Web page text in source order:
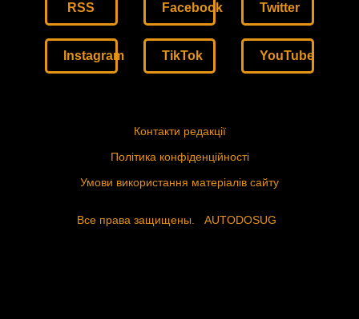
RSS Facebook Twitter
Instagram TikTok YouTube
Контакти редакції
Політика конфіденційності
Умови використання матеріалів сайту
Все права защищены. AUTODOSUG